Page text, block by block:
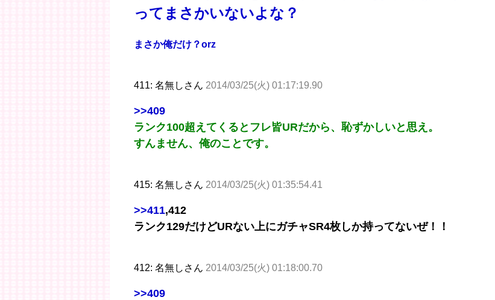
ってまさかいないよな？
まさか俺だけ？orz
411: 名無しさん 2014/03/25(火) 01:17:19.90
>>409
ランク100超えてくるとフレ皆URだから、恥ずかしいと思え。
すんません、俺のことです。
415: 名無しさん 2014/03/25(火) 01:35:54.41
>>411,412
ランク129だけどURない上にガチャSR4枚しか持ってないぜ！！
412: 名無しさん 2014/03/25(火) 01:18:00.70
>>409